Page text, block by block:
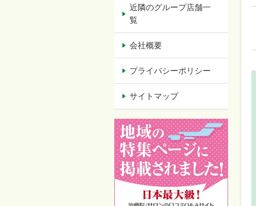
近隣のグループ店舗一
覧
会社概要
プライバシーポリシー
サイトマップ